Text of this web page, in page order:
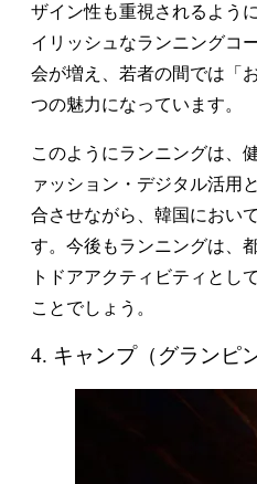
ザイン性も重視されるよう
イリッシュなランニングコ
会が増え、若者の間では「
つの魅力になっています。
このようにランニングは、
ァッション・デジタル活用
合させながら、韓国におい
す。今後もランニングは、
トドアアクティビティとし
ことでしょう。
4. キャンプ（グランピ